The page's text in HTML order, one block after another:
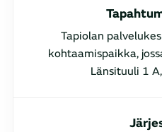
Tapiolan
kohtaamispaikka,
Länsituuli 1